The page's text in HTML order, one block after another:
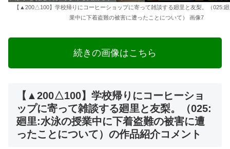
【▲200△100】学校帰りにコーヒーショップに寄って雑談する廻里と友梨。（025:
業中に下着盗難の被害に遭ったことについて） 画像7
続きの画像はこちら
【▲200△100】学校帰りにコーヒーショ
ップに寄って雑談する廻里と友梨。（025:
廻里:水泳の授業中に下着盗難の被害に遭
ったことについて）の作品紹介コメント